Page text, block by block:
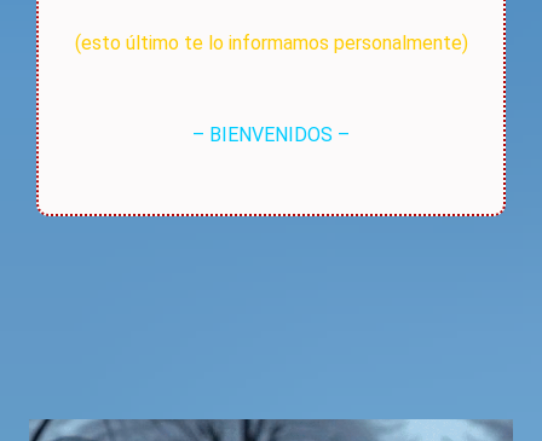
(esto último te lo informamos personalmente)
– BIENVENIDOS –